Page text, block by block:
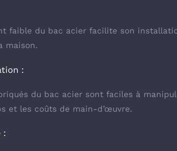
faible du bac acier facilite son
maison.
:
du bac acier sont faciles à
et les coûts de main-d’œuvre.
: